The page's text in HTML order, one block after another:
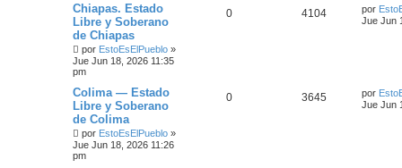
Chiapas. Estado
Libre y Soberano
de Chiapas
por EstoEsElPueblo »
Jue Jun 18, 2026 11:35
pm
0 4104 por
Jue Jun
Colima — Estado
Libre y Soberano
de Colima
por EstoEsElPueblo »
Jue Jun 18, 2026 11:26
pm
0 3645 por
Jue Jun